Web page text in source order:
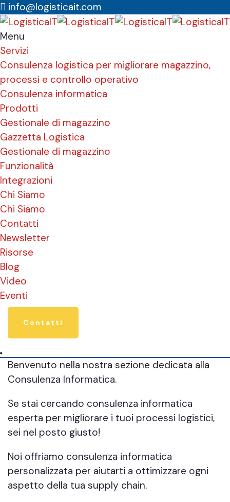
info@logisticait.com
Menu
Servizi
Consulenza logistica per migliorare magazzino,
processi e controllo operativo
Consulenza informatica
Prodotti
Gestionale di magazzino
Gazzetta Logistica
Gestionale di magazzino
Funzionalità
Integrazioni
Chi Siamo
Chi Siamo
Contatti
Newsletter
Risorse
Blog
Video
Eventi
Contatti
Benvenuto nella nostra sezione dedicata alla
Consulenza Informatica.
Se stai cercando consulenza informatica
esperta per migliorare i tuoi processi logistici,
sei nel posto giusto!
Noi offriamo consulenza informatica
personalizzata per aiutarti a ottimizzare ogni
aspetto della tua supply chain.